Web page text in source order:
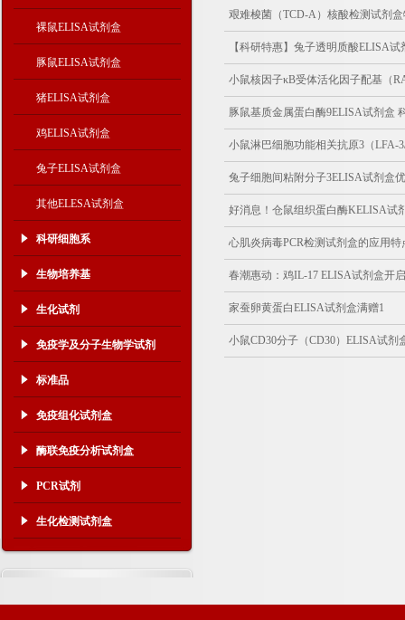
裸鼠ELISA试剂盒
豚鼠ELISA试剂盒
猪ELISA试剂盒
鸡ELISA试剂盒
兔子ELISA试剂盒
其他ELESA试剂盒
科研细胞系
生物培养基
生化试剂
免疫学及分子生物学试剂
标准品
免疫组化试剂盒
酶联免疫分析试剂盒
PCR试剂
生化检测试剂盒
艰难梭菌（TCD-A）核酸检测试剂
【科研特惠】兔子透明质酸ELISA试
小鼠核因子κB受体活化因子配基（
豚鼠基质金属蛋白酶9ELISA试剂盒
小鼠淋巴细胞功能相关抗原3（LFA-
兔子细胞间粘附分子3ELISA试剂盒
好消息！仓鼠组织蛋白酶KELISA试
心肌炎病毒PCR检测试剂盒的应用特
春潮惠动：鸡IL-17 ELISA试剂盒开
家蚕卵黄蛋白ELISA试剂盒满赠1
小鼠CD30分子（CD30）ELISA试剂